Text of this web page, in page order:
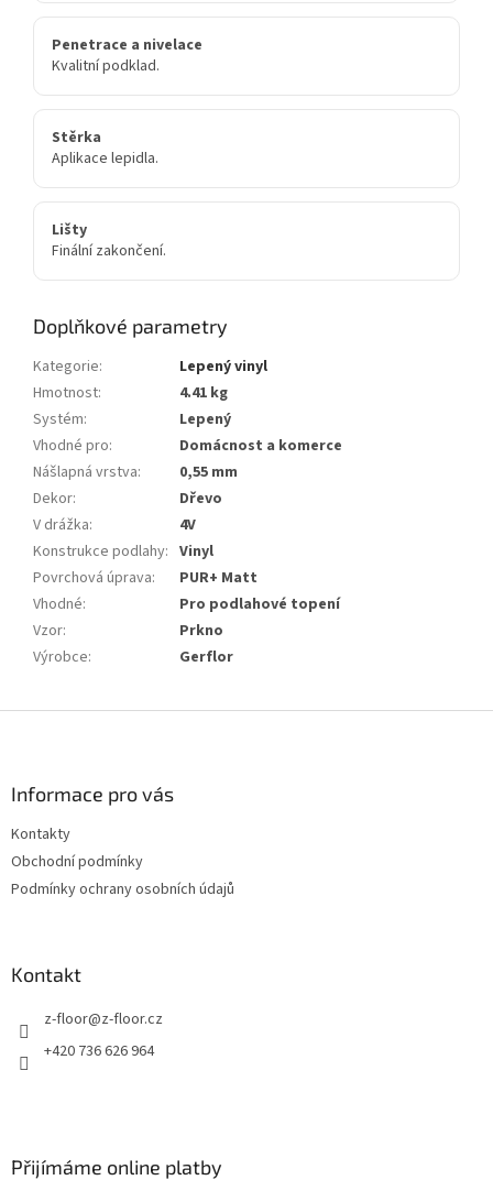
Penetrace a nivelace
Kvalitní podklad.
Stěrka
Aplikace lepidla.
Lišty
Finální zakončení.
Doplňkové parametry
Kategorie:
Lepený vinyl
Hmotnost:
4.41 kg
Systém:
Lepený
Vhodné pro:
Domácnost a komerce
Nášlapná vrstva:
0,55 mm
Dekor:
Dřevo
V drážka:
4V
Konstrukce podlahy: Vinyl
Povrchová úprava:
PUR+ Matt
Vhodné:
Pro podlahové topení
Vzor:
Prkno
Výrobce: Gerflor
Informace pro vás
Kontakty
Obchodní podmínky
Podmínky ochrany osobních údajů
Kontakt
z-floor@z-floor.cz
+420 736 626 964
Přijímáme online platby